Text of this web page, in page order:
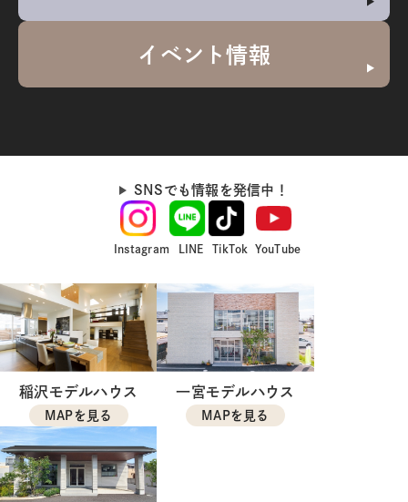
イベント情報
SNSでも情報を発信中！
Instagram LINE TikTok YouTube
稲沢モデルハウス
MAPを見る
一宮モデルハウス
MAPを見る